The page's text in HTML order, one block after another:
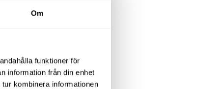
Om
funktioner för
information från din enhet
kombinera informationen